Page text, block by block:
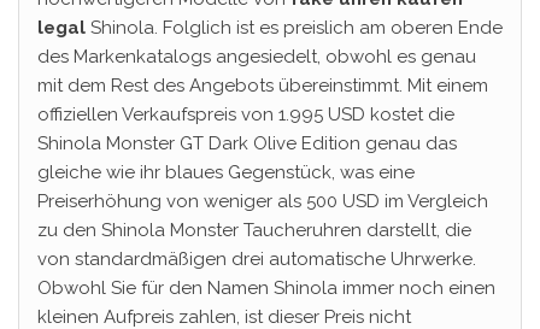
legal Shinola. Folglich ist es preislich am oberen Ende
des Markenkatalogs angesiedelt, obwohl es genau
mit dem Rest des Angebots übereinstimmt. Mit einem
offiziellen Verkaufspreis von 1.995 USD kostet die
Shinola Monster GT Dark Olive Edition genau das
gleiche wie ihr blaues Gegenstück, was eine
Preiserhöhung von weniger als 500 USD im Vergleich
zu den Shinola Monster Taucheruhren darstellt, die
von standardmäßigen drei automatische Uhrwerke.
Obwohl Sie für den Namen Shinola immer noch einen
kleinen Aufpreis zahlen, ist dieser Preis nicht